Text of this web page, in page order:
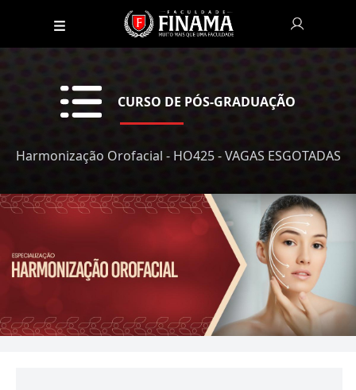
CURSO DE PÓS-GRADUAÇÃO
Harmonização Orofacial - HO425 - VAGAS ESGOTADAS